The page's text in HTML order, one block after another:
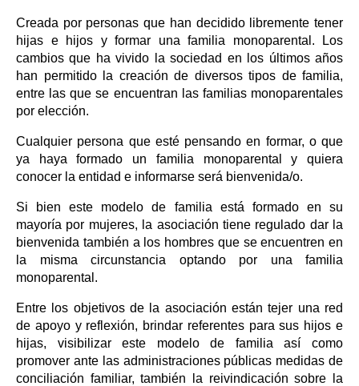
Creada por personas que han decidido libremente tener
hijas e hijos y formar una familia monoparental. Los
cambios que ha vivido la sociedad en los últimos años
han permitido la creación de diversos tipos de familia,
entre las que se encuentran las familias monoparentales
por elección.
Cualquier persona que esté pensando en formar, o que
ya haya formado un familia monoparental y quiera
conocer la entidad e informarse será bienvenida/o.
Si bien este modelo de familia está formado en su
mayoría por mujeres, la asociación tiene regulado dar la
bienvenida también a los hombres que se encuentren en
la misma circunstancia optando por una familia
monoparental.
Entre los objetivos de la asociación están tejer una red
de apoyo y reflexión, brindar referentes para sus hijos e
hijas, visibilizar este modelo de familia así como
promover ante las administraciones públicas medidas de
conciliación familiar, también la reivindicación sobre la